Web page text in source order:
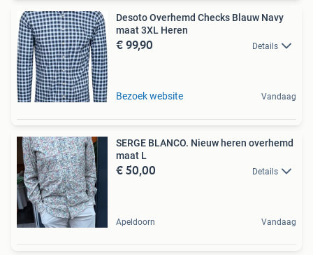
Desoto Overhemd Checks Blauw Navy
maat 3XL Heren
€ 99,90 Details
Bezoek website Vandaag
SERGE BLANCO. Nieuw heren overhemd
maat L
€ 50,00 Details
Apeldoorn Vandaag